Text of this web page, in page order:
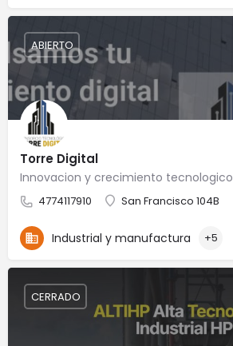
Torre Digital
Innovacion y crecimiento tecnologico
4774117910 San Francisco 104B
ABIERTO
Industrial y manufactura +5
CERRADO